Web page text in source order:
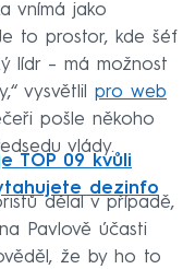
vnímá jako
to prostor, kde šéf
lídr – má možnost
vysvětlil pro web
pošle někoho
vlády.
TOP 09 kvůli
dezinfo
dělal v případě,
Pavlově účasti
že by ho to